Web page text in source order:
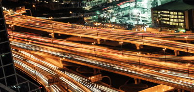
〒106-0032
東京都港区六本木7-15-7
新六本木ビル SENQ六本木 7階